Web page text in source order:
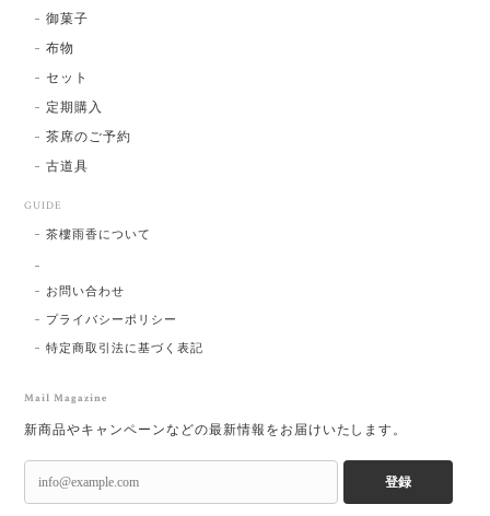
御菓子
布物
セット
定期購入
茶席のご予約
古道具
GUIDE
茶樓雨香について
お問い合わせ
プライバシーポリシー
特定商取引法に基づく表記
Mail Magazine
新商品やキャンペーンなどの最新情報をお届けいたします。
登録